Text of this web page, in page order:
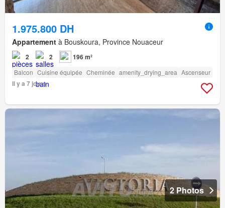
1.975.800 DH
Appartement à Bouskoura, Province Nouaceur
2 2 196 m²
Balcon Cuisine équipée Cheminée amenity_drying_area Ascenseur
Il y a 7 jours
2 Photos